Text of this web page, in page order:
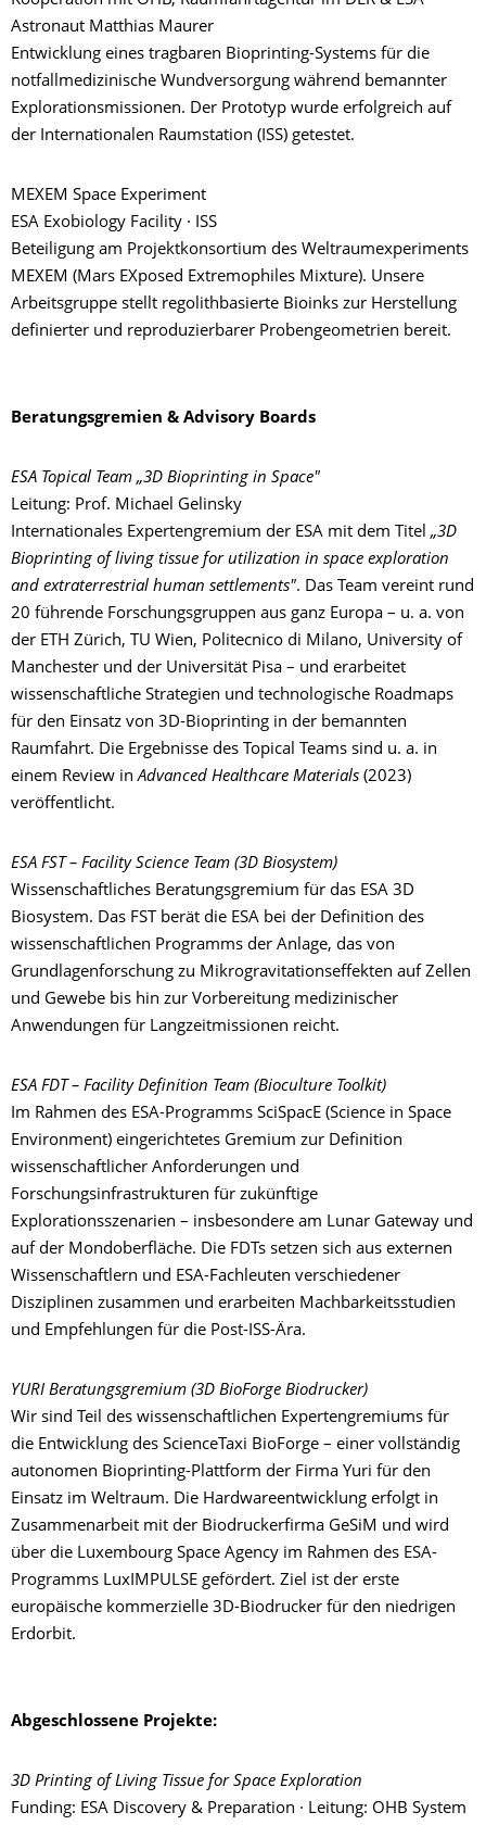
Astronaut Matthias Maurer
Entwicklung eines tragbaren Bioprinting-Systems für die
notfallmedizinische Wundversorgung während bemannter
Explorationsmissionen. Der Prototyp wurde erfolgreich auf
der Internationalen Raumstation (ISS) getestet.
MEXEM Space Experiment
ESA Exobiology Facility · ISS
Beteiligung am Projektkonsortium des Weltraumexperiments
MEXEM (Mars EXposed Extremophiles Mixture). Unsere
Arbeitsgruppe stellt regolithbasierte Bioinks zur Herstellung
definierter und reproduzierbarer Probengeometrien bereit.
Beratungsgremien & Advisory Boards
ESA Topical Team „3D Bioprinting in Space"
Leitung: Prof. Michael Gelinsky
Internationales Expertengremium der ESA mit dem Titel„3D
Bioprinting of living tissue for utilization in space exploration
and extraterrestrial human settlements". Das Team vereint rund
20 führende Forschungsgruppen aus ganz Europa – u. a. von
der ETH Zürich, TU Wien, Politecnico di Milano, University of
Manchester und der Universität Pisa – und erarbeitet
wissenschaftliche Strategien und technologische Roadmaps
für den Einsatz von 3D-Bioprinting in der bemannten
Raumfahrt. Die Ergebnisse des Topical Teams sind u. a. in
einem Review inAdvanced Healthcare Materials (2023)
veröffentlicht.
ESA FST – Facility Science Team (3D Biosystem)
Wissenschaftliches Beratungsgremium für das ESA 3D
Biosystem. Das FST berät die ESA bei der Definition des
wissenschaftlichen Programms der Anlage, das von
Grundlagenforschung zu Mikrogravitationseffekten auf Zellen
und Gewebe bis hin zur Vorbereitung medizinischer
Anwendungen für Langzeitmissionen reicht.
ESA FDT – Facility Definition Team (Bioculture Toolkit)
Im Rahmen des ESA-Programms SciSpacE (Science in Space
Environment) eingerichtetes Gremium zur Definition
wissenschaftlicher Anforderungen und
Forschungsinfrastrukturen für zukünftige
Explorationsszenarien – insbesondere am Lunar Gateway und
auf der Mondoberfläche. Die FDTs setzen sich aus externen
Wissenschaftlern und ESA-Fachleuten verschiedener
Disziplinen zusammen und erarbeiten Machbarkeitsstudien
und Empfehlungen für die Post-ISS-Ära.
YURI Beratungsgremium (3D BioForge Biodrucker)
Wir sind Teil des wissenschaftlichen Expertengremiums für
die Entwicklung des ScienceTaxi BioForge – einer vollständig
autonomen Bioprinting-Plattform der Firma Yuri für den
Einsatz im Weltraum. Die Hardwareentwicklung erfolgt in
Zusammenarbeit mit der Biodruckerfirma GeSiM und wird
über die Luxembourg Space Agency im Rahmen des ESA-
Programms LuxIMPULSE gefördert. Ziel ist der erste
europäische kommerzielle 3D-Biodrucker für den niedrigen
Erdorbit.
Abgeschlossene Projekte:
3D Printing of Living Tissue for Space Exploration
Funding: ESA Discovery & Preparation · Leitung: OHB System